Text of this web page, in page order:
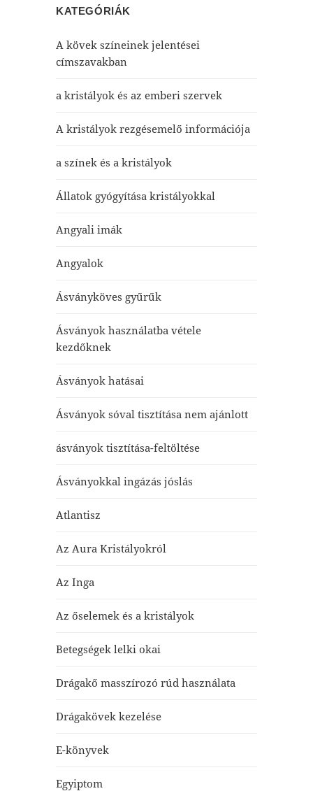
KATEGÓRIÁK
A kövek színeinek jelentései
címszavakban
a kristályok és az emberi szervek
A kristályok rezgésemelő információja
a színek és a kristályok
Állatok gyógyítása kristályokkal
Angyali imák
Angyalok
Ásványköves gyűrűk
Ásványok használatba vétele
kezdőknek
Ásványok hatásai
Ásványok sóval tisztítása nem ajánlott
ásványok tisztítása-feltöltése
Ásványokkal ingázás jóslás
Atlantisz
Az Aura Kristályokról
Az Inga
Az őselemek és a kristályok
Betegségek lelki okai
Drágakő masszírozó rúd használata
Drágakövek kezelése
E-könyvek
Egyiptom